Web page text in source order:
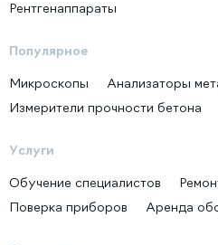
Рентгенаппараты
Популярное
Микроскопы
Анализаторы
Измерители прочности бетона
Услуги
Обучение специалистов
Поверка приборов
Аренда